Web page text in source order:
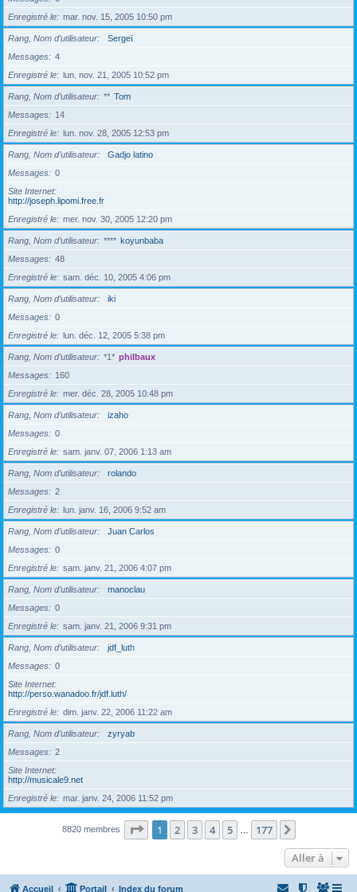
Enregistré le
mar. nov. 15, 2005 10:50 pm
Rang, Nom d’utilisateur
Sergeï
Messages
4
Enregistré le
lun. nov. 21, 2005 10:52 pm
Rang, Nom d’utilisateur ** Tom
Messages
14
Enregistré le
lun. nov. 28, 2005 12:53 pm
Rang, Nom d’utilisateur
Gadjo latino
Messages
0
Site Internet
http://joseph.lipomi.free.fr
Enregistré le
mer. nov. 30, 2005 12:20 pm
Rang, Nom d’utilisateur **** koyunbaba
Messages
48
Enregistré le
sam. déc. 10, 2005 4:06 pm
Rang, Nom d’utilisateur
iki
Messages
0
Enregistré le
lun. déc. 12, 2005 5:38 pm
Rang, Nom d’utilisateur *1* philbaux
Messages
160
Enregistré le
mer. déc. 28, 2005 10:48 pm
Rang, Nom d’utilisateur
izaho
Messages
0
Enregistré le
sam. janv. 07, 2006 1:13 am
Rang, Nom d’utilisateur
rolando
Messages
2
Enregistré le
lun. janv. 16, 2006 9:52 am
Rang, Nom d’utilisateur
Juan Carlos
Messages
0
Enregistré le
sam. janv. 21, 2006 4:07 pm
Rang, Nom d’utilisateur
manoclau
Messages
0
Enregistré le
sam. janv. 21, 2006 9:31 pm
Rang, Nom d’utilisateur
jdf_luth
Messages
0
Site Internet
http://perso.wanadoo.fr/jdf.luth/
Enregistré le
dim. janv. 22, 2006 11:22 am
Rang, Nom d’utilisateur
zyryab
Messages
2
Site Internet
http://musicale9.net
Enregistré le
mar. janv. 24, 2006 11:52 pm
8820 membres Page 1sur177
1 2 3 4 5 177
Aller à
Accueil Portail Index du forum